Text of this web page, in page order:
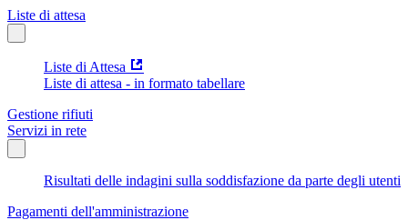
Liste di attesa
Liste di Attesa
Liste di attesa - in formato tabellare
Gestione rifiuti
Servizi in rete
Risultati delle indagini sulla soddisfazione da parte degli utenti
Pagamenti dell'amministrazione